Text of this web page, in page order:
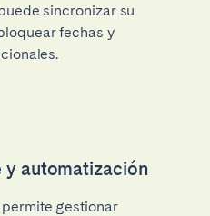
sincronizar su
fechas y
automatización
gestionar